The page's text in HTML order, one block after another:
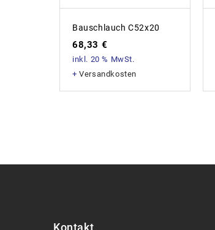
Bauschlauch C52x20
68,33 €
inkl. 20 % MwSt.
+Versandkosten
Kontakt